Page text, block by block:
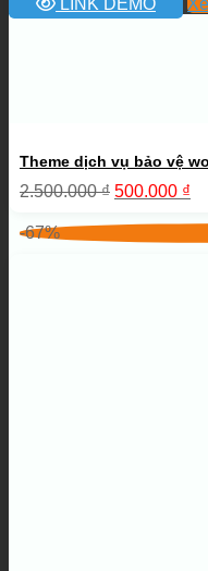
LINK DEMO
Theme dịch vụ bảo vệ
2.500.000₫ Giá
là:
2.500.000 ₫.
500.000 ₫
tại
là:
-67%